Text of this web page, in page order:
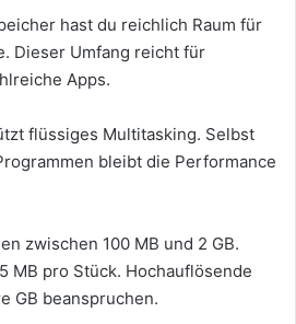
hast du reichlich Raum für
Dieser Umfang reicht für
Apps.
flüssiges Multitasking. Selbst
bleibt die Performance
zwischen 100 MB und 2 GB.
MB pro Stück. Hochauflösende
GB beanspruchen.